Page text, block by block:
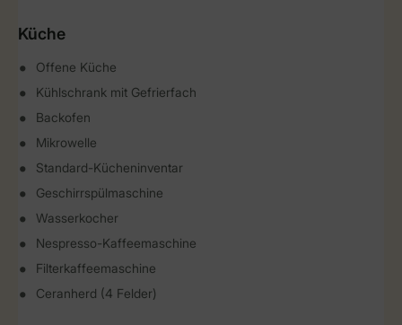
Küche
Offene Küche
Kühlschrank mit Gefrierfach
Backofen
Mikrowelle
Standard-Kücheninventar
Geschirrspülmaschine
Wasserkocher
Nespresso-Kaffeemaschine
Filterkaffeemaschine
Ceranherd (4 Felder)